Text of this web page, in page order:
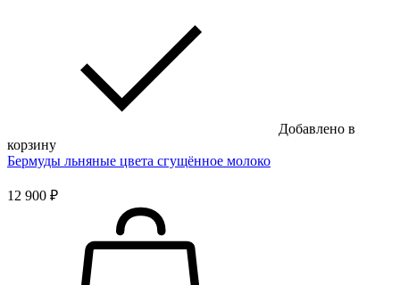
Добавлено в
корзину
Бермуды льняные цвета сгущённое молоко
12 900 ₽